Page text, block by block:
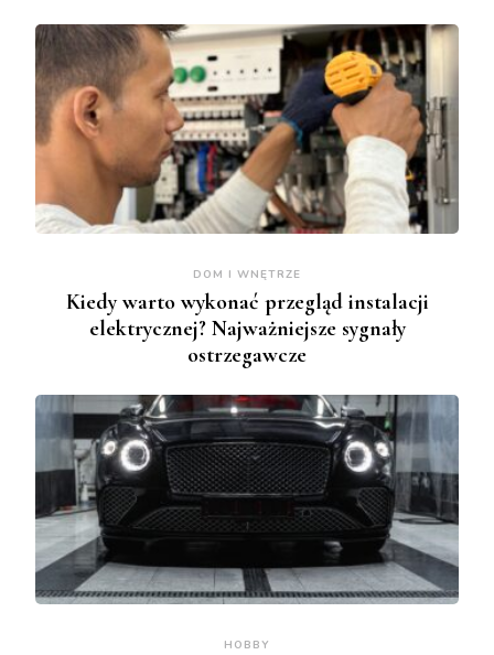
DOM I WNĘTRZE
Kiedy warto wykonać przegląd instalacji
elektrycznej? Najważniejsze sygnały
ostrzegawcze
HOBBY